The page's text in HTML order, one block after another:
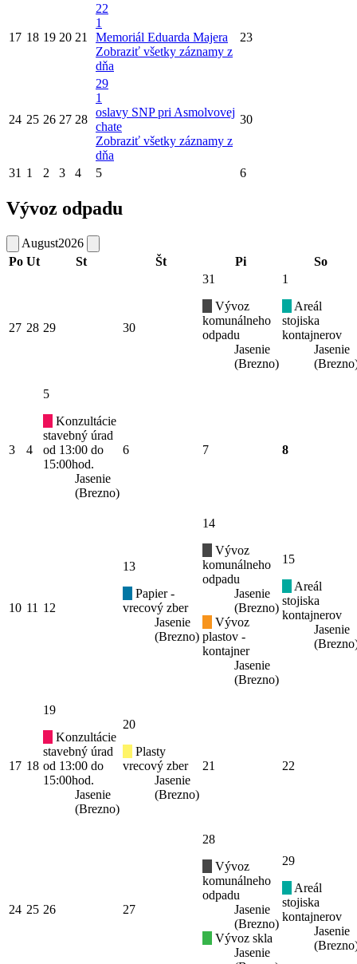
17 18 19 20 21
22
1
Memoriál Eduarda Majera
Zobraziť všetky záznamy z
dňa
23
24 25 26 27 28
29
1
oslavy SNP pri Asmolvovej
chate
Zobraziť všetky záznamy z
dňa
30
31 1 2 3 4 5 6
Vývoz odpadu
August2026
Po Ut St Št Pi So
27 28 29 30
31
Vývoz
komunálneho
odpadu
Jasenie
(Brezno)
1
Areál
stojiska
kontajnerov
Jasenie
3 4
5
Konzultácie
stavebný úrad
od 13:00 do
15:00hod.
Jasenie
(Brezno)
6 7 8
10 11 12
13
Papier -
vrecový zber
Jasenie
(Brezno)
14
Vývoz
komunálneho
odpadu
Jasenie
(Brezno)
Vývoz
plastov -
kontajner
Jasenie
(Brezno)
15
Areál
stojiska
kontajnerov
Jasenie
17 18
19
Konzultácie
stavebný úrad
od 13:00 do
15:00hod.
Jasenie
(Brezno)
20
Plasty
vrecový zber
Jasenie
(Brezno)
21 22
24 25 26 27
28
Vývoz
komunálneho
odpadu
Jasenie
(Brezno)
Vývoz skla
Jasenie
29
Areál
stojiska
kontajnerov
Jasenie